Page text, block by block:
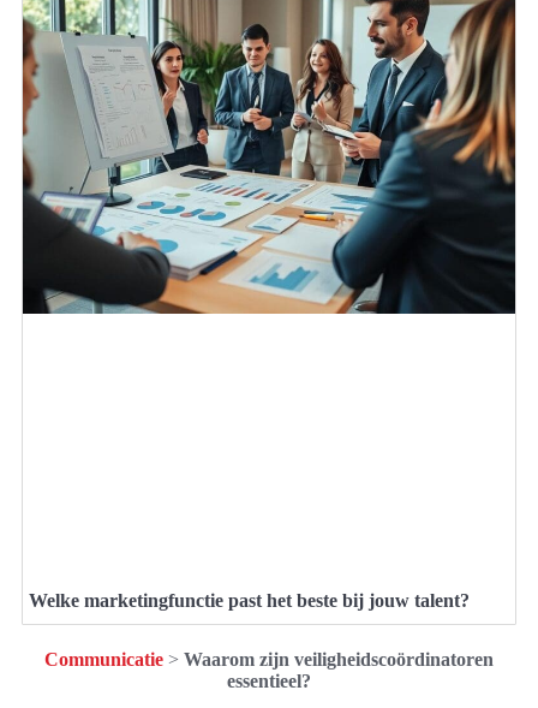
Welke marketingfunctie past het beste bij jouw talent?
Communicatie > Waarom zijn veiligheidscoördinatoren
essentieel?